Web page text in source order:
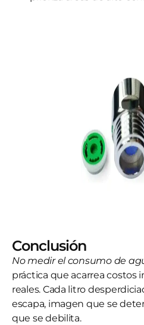
Conclusión
No medir el consumo de
práctica que acarrea costos
reales. Cada litro
escapa, imagen que se
que se debilita.